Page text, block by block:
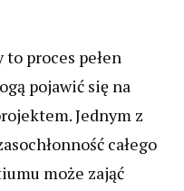
proces pełen
pojawić się na
Jednym z
całego
może zająć